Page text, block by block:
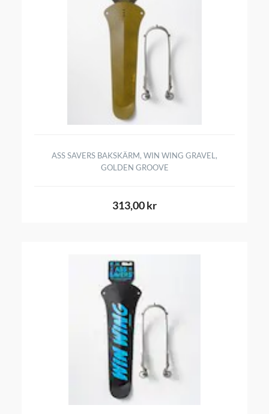
ASS SAVERS BAKSKÄRM, WIN WING GRAVEL,
GOLDEN GROOVE
313,00 kr